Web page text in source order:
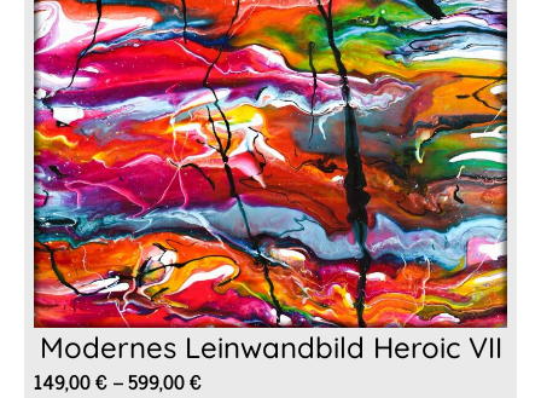
Modernes Leinwandbild Heroic VII
149,00€–599,00€